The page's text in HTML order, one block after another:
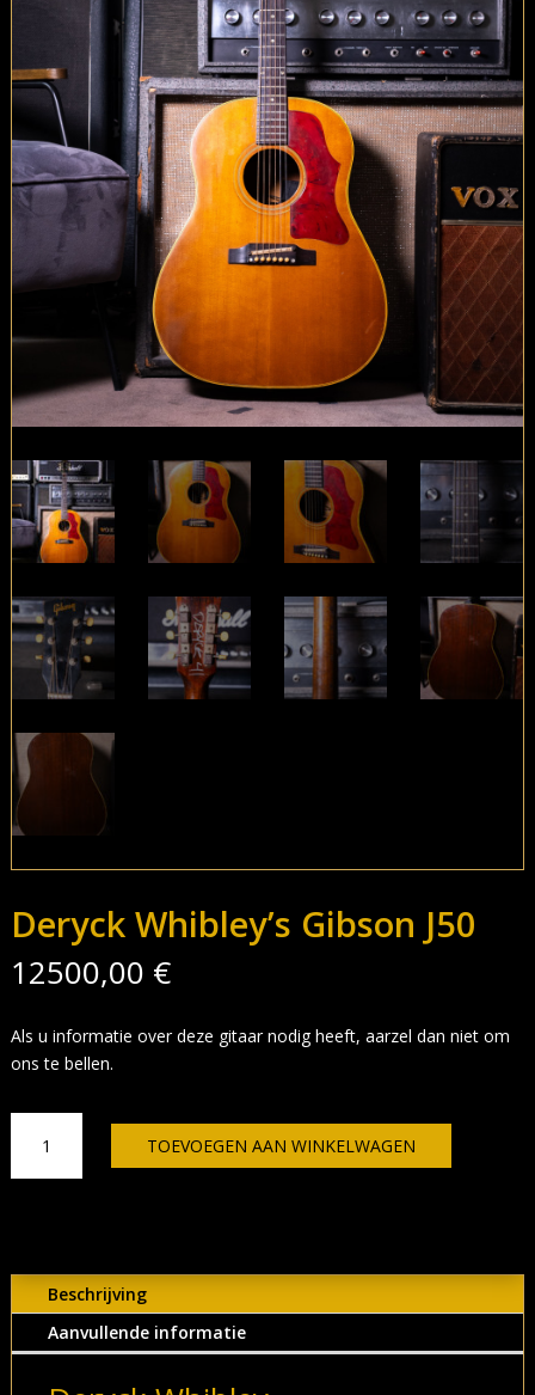
Deryck Whibley’s Gibson J50
12500,00 €
Als u informatie over deze gitaar nodig heeft, aarzel dan niet om
ons te bellen.
Whibley's
Gibson
TOEVOEGEN AAN WINKELWAGEN
Beschrijving
Aanvullende informatie